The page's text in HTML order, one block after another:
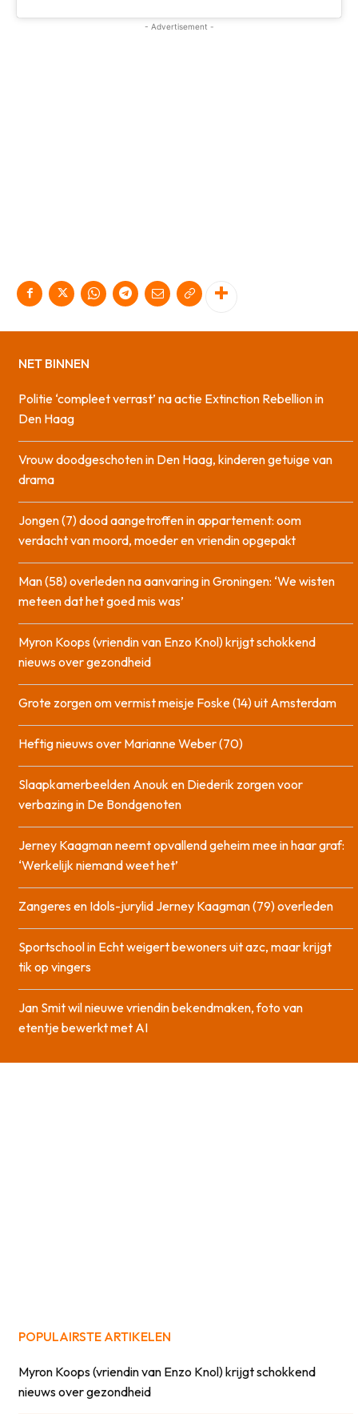
- Advertisement -
NET BINNEN
Politie ‘compleet verrast’ na actie Extinction Rebellion in
Den Haag
Vrouw doodgeschoten in Den Haag, kinderen getuige van
drama
Jongen (7) dood aangetroffen in appartement: oom
verdacht van moord, moeder en vriendin opgepakt
Man (58) overleden na aanvaring in Groningen: ‘We wisten
meteen dat het goed mis was’
Myron Koops (vriendin van Enzo Knol) krijgt schokkend
nieuws over gezondheid
Grote zorgen om vermist meisje Foske (14) uit Amsterdam
Heftig nieuws over Marianne Weber (70)
Slaapkamerbeelden Anouk en Diederik zorgen voor
verbazing in De Bondgenoten
Jerney Kaagman neemt opvallend geheim mee in haar graf:
‘Werkelijk niemand weet het’
Zangeres en Idols-jurylid Jerney Kaagman (79) overleden
Sportschool in Echt weigert bewoners uit azc, maar krijgt
tik op vingers
Jan Smit wil nieuwe vriendin bekendmaken, foto van
etentje bewerkt met AI
POPULAIRSTE ARTIKELEN
Myron Koops (vriendin van Enzo Knol) krijgt schokkend
nieuws over gezondheid